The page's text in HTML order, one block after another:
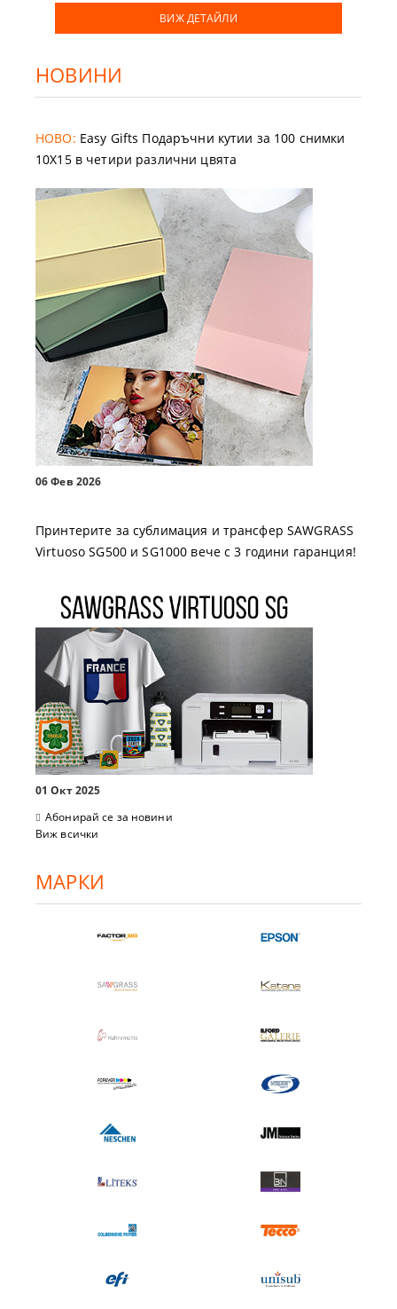
ВИЖ ДЕТАЙЛИ
НОВИНИ
НОВО: Easy Gifts Подаръчни кутии за 100 снимки
10X15 в четири различни цвята
06 Фев 2026
Принтерите за сублимация и трансфер SAWGRASS
Virtuoso SG500 и SG1000 вече с 3 години гаранция!
01 Окт 2025
Абонирай се за новини
Виж всички
МАРКИ